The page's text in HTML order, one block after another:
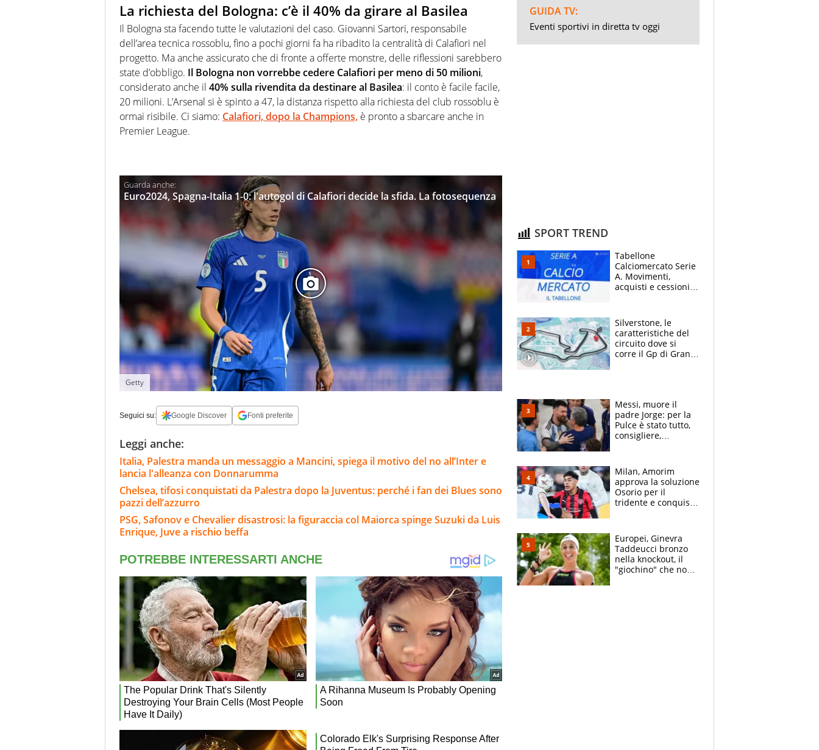
La richiesta del Bologna: c’è il 40% da girare al Basilea
Il Bologna sta facendo tutte le valutazioni del caso. Giovanni Sartori, responsabile
dell’area tecnica rossoblu, fino a pochi giorni fa ha ribadito la centralità di Calafiori nel
progetto. Ma anche assicurato che di fronte a offerte monstre, delle riflessioni sarebbero
state d’obbligo. Il Bologna non vorrebbe cedere Calafiori per meno di 50 milioni,
considerato anche il 40% sulla rivendita da destinare al Basilea: il conto è facile facile,
20 milioni. L’Arsenal si è spinto a 47, la distanza rispetto alla richiesta del club rossoblu è
ormai risibile. Ci siamo: Calafiori, dopo la Champions, è pronto a sbarcare anche in
Premier League.
Euro2024, Spagna-Italia 1-0: l'autogol di Calafiori decide la sfida. La fotosequenza
Getty
Seguici su: Google Discover Fonti preferite
Leggi anche:
Italia, Palestra manda un messaggio a Mancini, spiega il motivo del no all’Inter e
lancia l'alleanza con Donnarumma
Chelsea, tifosi conquistati da Palestra dopo la Juventus: perché i fan dei Blues sono
pazzi dell’azzurro
PSG, Safonov e Chevalier disastrosi: la figuraccia col Maiorca spinge Suzuki da Luis
Enrique, Juve a rischio beffa
GUIDA TV:
Eventi sportivi in diretta tv oggi
SPORT TREND
Tabellone
Calciomercato Serie
A. Movimenti,
acquisti e cessioni:
Silverstone, le
caratteristiche del
circuito dove si
corre il Gp di Gran
Messi, muore il
padre Jorge: per la
Pulce è stato tutto,
consigliere,
Milan, Amorim
approva la soluzione
Osorio per il
tridente e conquista
Allegri
Europei, Ginevra
Taddeucci bronzo
nella knockout, il
"giochino" che non